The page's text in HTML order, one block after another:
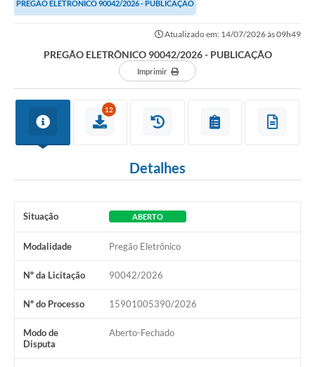
PREGÃO ELETRÔNICO 90042/2026 - PUBLICAÇÃO
Atualizado em: 14/07/2026 às 09h49
PREGÃO ELETRÔNICO 90042/2026 - PUBLICAÇÃO
Imprimir
12
Detalhes
Situação ABERTO
Modalidade Pregão Eletrônico
Nº da Licitação 90042/2026
Nº do Processo 15901005390/2026
Modo de
Disputa
Aberto-Fechado